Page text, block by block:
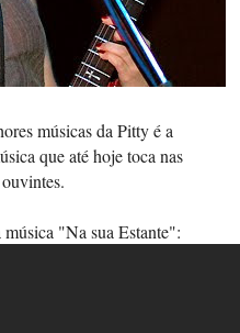
músicas da Pitty é a
que até hoje toca nas
música "Na sua Estante":